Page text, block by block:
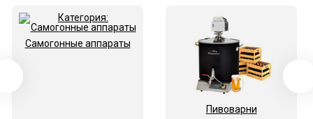
Самогонные аппараты
Пивоварни